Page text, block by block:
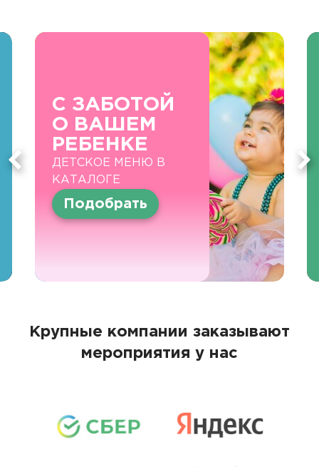
С ЗАБОТОЙ
О ВАШЕМ
РЕБЕНКЕ
ДЕТСКОЕ МЕНЮ В
КАТАЛОГЕ
Подобрать
Крупные компании заказывают
мероприятия у нас